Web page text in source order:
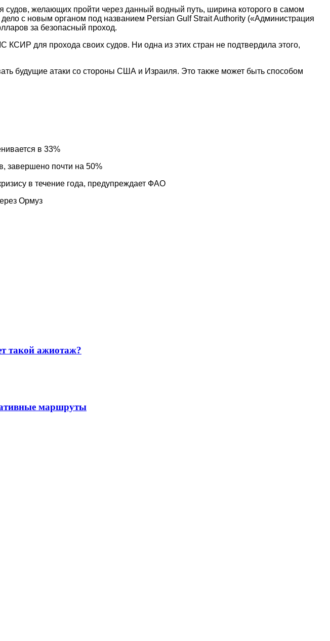
желающих пройти через данный водный путь, ширина которого в самом
с новым органом под названием Persian Gulf Strait Authority («Администрация
за безопасный проход.
для прохода своих судов. Ни одна из этих стран не подтвердила этого,
будущие атаки со стороны США и Израиля. Это также может быть способом
в 33%
завершено почти на 50%
в течение года, предупреждает ФАО
Ормуз
такой ажиотаж?
маршруты